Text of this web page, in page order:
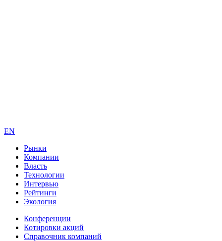
EN
Рынки
Компании
Власть
Технологии
Интервью
Рейтинги
Экология
Конференции
Котировки акций
Справочник компаний